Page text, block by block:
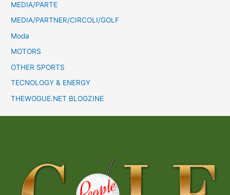
MEDIA/PARTE
MEDIA/PARTNER/CIRCOLI/GOLF
Moda
MOTORS
OTHER SPORTS
TECNOLOGY & ENERGY
THEWOGUE.NET BLOGZINE